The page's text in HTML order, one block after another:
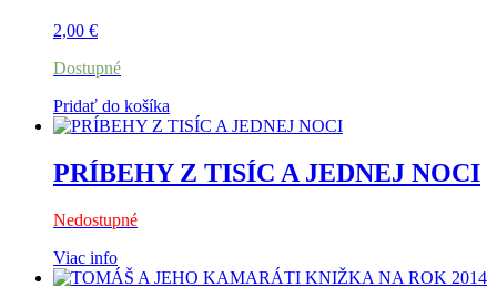
2,00 €
Dostupné
Pridať do košíka
PRÍBEHY Z TISÍC A JEDNEJ NOCI
Nedostupné
Viac info